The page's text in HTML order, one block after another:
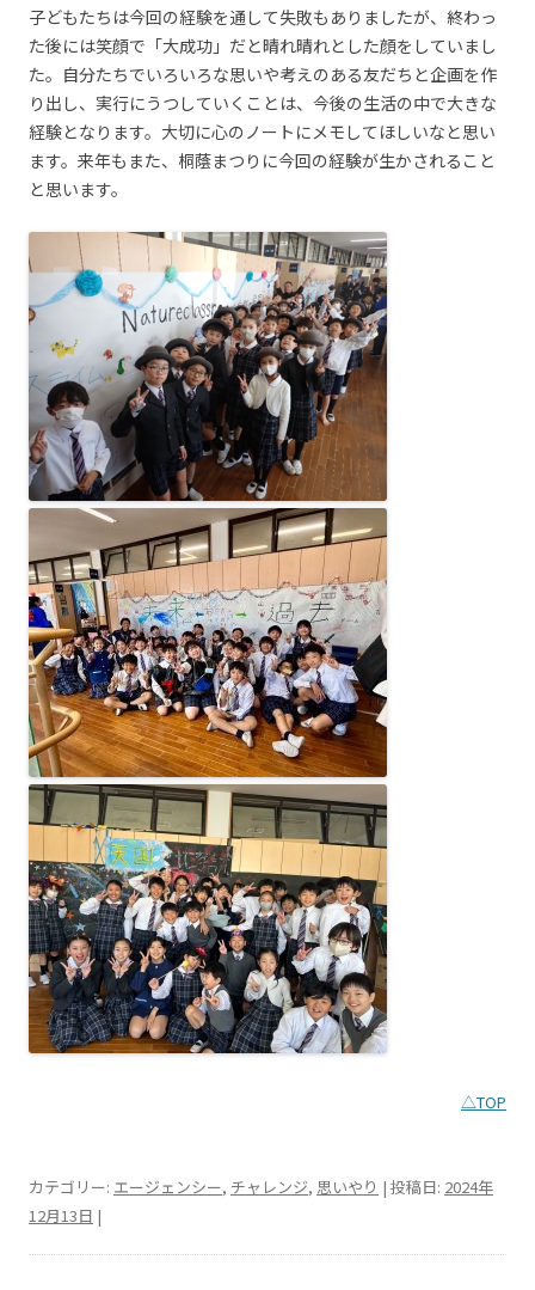
子どもたちは今回の経験を通して失敗もありましたが、終わっ
た後には笑顔で「大成功」だと晴れ晴れとした顔をしていまし
た。自分たちでいろいろな思いや考えのある友だちと企画を作
り出し、実行にうつしていくことは、今後の生活の中で大きな
経験となります。大切に心のノートにメモしてほしいなと思い
ます。来年もまた、桐蔭まつりに今回の経験が生かされること
と思います。
△TOP
カテゴリー: エージェンシー, チャレンジ, 思いやり | 投稿日: 2024年
12月13日 |